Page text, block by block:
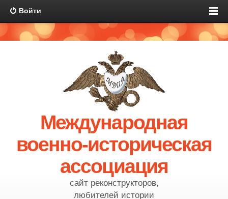
Войти
Международная
военно-историческая
ассоциация
сайт реконструкторов,
любителей истории